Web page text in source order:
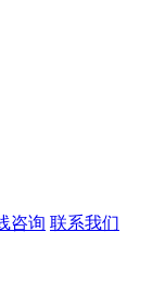
咨询 联系我们